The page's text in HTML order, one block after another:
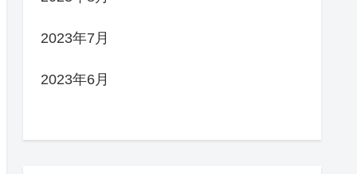
2023年7月
2023年6月